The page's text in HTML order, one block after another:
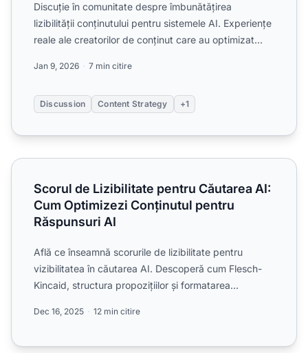
Discuție în comunitate despre îmbunătățirea
lizibilității conținutului pentru sistemele AI. Experiențe
reale ale creatorilor de conținut care au optimizat
Jan 9, 2026 7 min citire
Discussion Content Strategy +1
Scorul de Lizibilitate pentru Căutarea AI: Cum Optimizezi
Scorul de Lizibilitate pentru Căutarea AI:
Cum Optimizezi Conținutul pentru
Răspunsuri AI
Află ce înseamnă scorurile de lizibilitate pentru
vizibilitatea în căutarea AI. Descoperă cum Flesch-
Kincaid, structura propozițiilor și formatarea
Dec 16, 2025 12 min citire